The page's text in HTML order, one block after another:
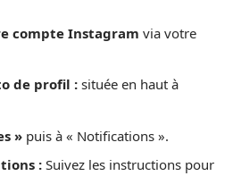
compte Instagram via votre
de profil : située en haut à
» puis à « Notifications ».
: Suivez les instructions pour